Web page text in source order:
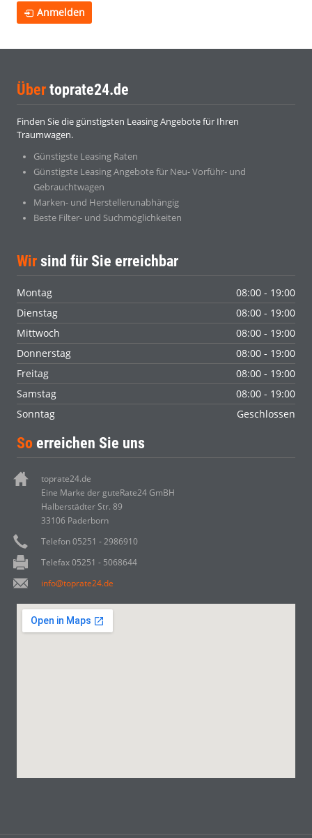
Anmelden
Über toprate24.de
Finden Sie die günstigsten Leasing Angebote für Ihren
Traumwagen.
Günstigste Leasing Raten
Günstigste Leasing Angebote für Neu- Vorführ- und
Gebrauchtwagen
Marken- und Herstellerunabhängig
Beste Filter- und Suchmöglichkeiten
Wir sind für Sie erreichbar
Montag
08:00 - 19:00
Dienstag
08:00 - 19:00
Mittwoch
08:00 - 19:00
Donnerstag
08:00 - 19:00
Freitag
08:00 - 19:00
Samstag
08:00 - 19:00
Sonntag
Geschlossen
So erreichen Sie uns
toprate24.de
Eine Marke der guteRate24 GmBH
Halberstädter Str. 89
33106 Paderborn
Telefon 05251 - 2986910
Telefax 05251 - 5068644
info@toprate24.de